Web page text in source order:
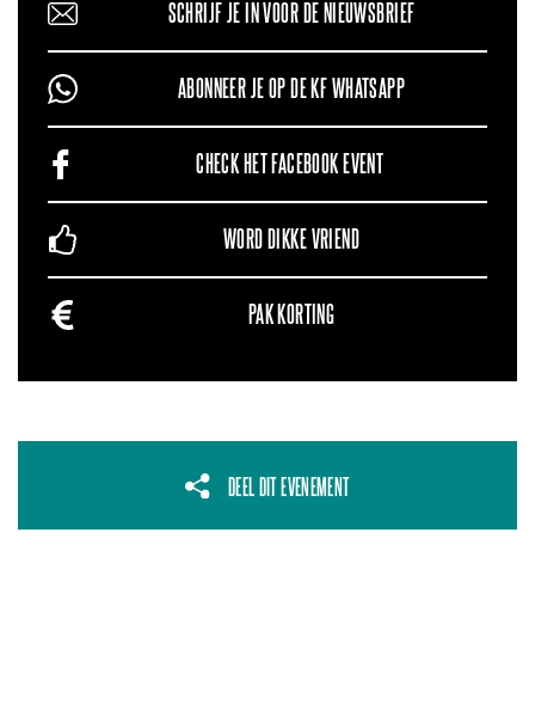
SCHRIJF JE IN VOOR DE NIEUWSBRIEF
ABONNEER JE OP DE KF WHATSAPP
CHECK HET FACEBOOK EVENT
WORD DIKKE VRIEND
PAK KORTING
DEEL DIT EVENEMENT